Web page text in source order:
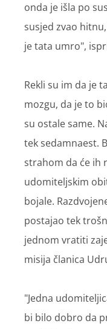
onda je išla po
susjed zvao
je tata umro",
Rekli su im da je
mozgu, da je to
su ostale same.
tek sedamnaest.
strahom da će ih
udomiteljskim
bojale.
postajao tek
jednom vratiti
misija članica
"Jedna
bi bilo dobro da